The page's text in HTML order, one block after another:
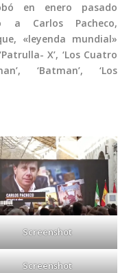
en enero pasado
a Carlos Pacheco,
«leyenda mundial»
X’, ‘Los Cuatro
‘Batman’, ‘Los
Screenshot
Screenshot